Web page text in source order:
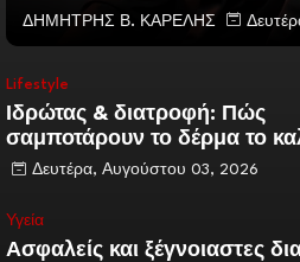
ΔΗΜΗΤΡΗΣ Β. ΚΑΡΕΛΗΣ
Lifestyle
Ιδρώτας & διατροφή: Πώς
σαμποτάρουν το δέρμα το
Δευτέρα, Αυγούστου 03, 2026
Υγεία
Ασφαλείς και ξέγνοιαστες